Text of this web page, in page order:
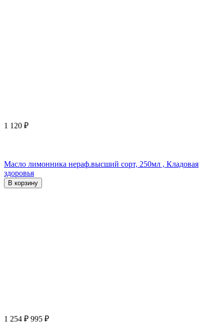
1 120 ₽
Масло лимонника нераф.высший сорт, 250мл , Кладовая
здоровья
В корзину
1 254 ₽ 995 ₽